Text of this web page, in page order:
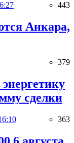
443
Анкара,
379
сделки
363